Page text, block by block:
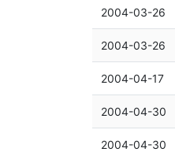
2004-03-26
2004-03-26
2004-04-17
2004-04-30
2004-04-30